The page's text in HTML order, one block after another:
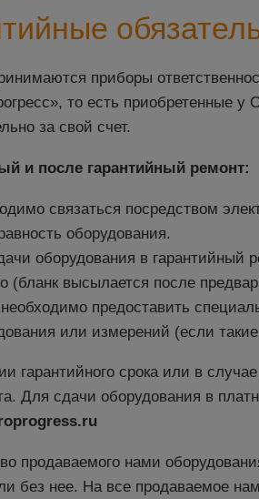
приборы
то есть приобретенные
за свой счет.
и после гарантийный ремонт:
связаться посредством
оборудования.
оборудования в гарантийный
(бланк высылается после
предоставить
или измерений (если
гарантийного срока или в
Для сдачи оборудования в
продаваемого нами
без нее. На все продаваемое